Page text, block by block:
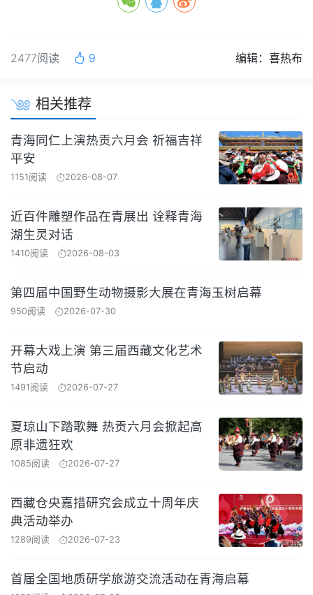
2477阅读 9 编辑：喜热布
相关推荐
青海同仁上演热贡六月会 祈福吉祥
平安
1151阅读 2026-08-07
近百件雕塑作品在青展出 诠释青海
湖生灵对话
1410阅读 2026-08-03
第四届中国野生动物摄影大展在青海玉树启幕
950阅读 2026-07-30
开幕大戏上演 第三届西藏文化艺术
节启动
1491阅读 2026-07-27
夏琼山下踏歌舞 热贡六月会掀起高
原非遗狂欢
1085阅读 2026-07-27
西藏仓央嘉措研究会成立十周年庆
典活动举办
1289阅读 2026-07-23
首届全国地质研学旅游交流活动在青海启幕